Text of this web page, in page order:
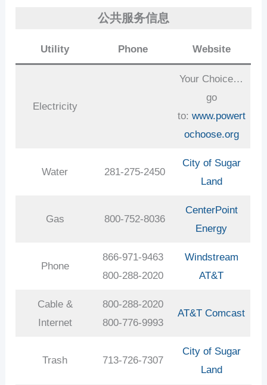
公共服务信息
Utility Phone Website
Electricity
Your Choice…
go
to: www.powert
ochoose.org
Water 281-275-2450
City of Sugar
Land
Gas 800-752-8036
CenterPoint
Energy
Phone
866-971-9463
800-288-2020
Windstream
AT&T
Cable &
Internet
800-288-2020
800-776-9993
AT&T Comcast
Trash 713-726-7307
City of Sugar
Land